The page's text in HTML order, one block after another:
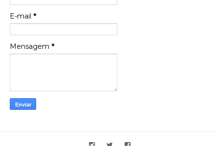
Espero que tenham sentido minha falta, informo
que estou de volta para trazer mais contribuições
E-mail *
Mensagem *